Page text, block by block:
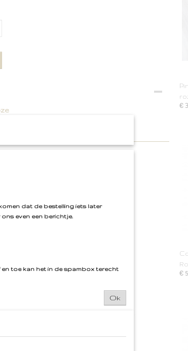
€
€
dat de bestelling iets later
even een berichtje.
toe kan het in de spambox terecht
Ok